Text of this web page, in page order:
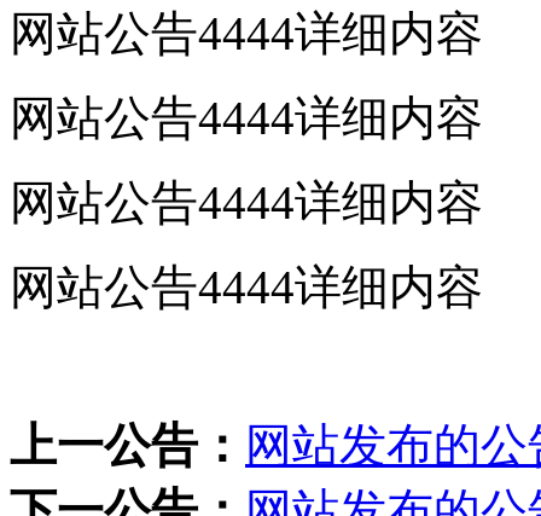
网站公告4444详细内容
网站公告4444详细内容
网站公告4444详细内容
网站公告4444详细内容
上一公告： 网站发布的